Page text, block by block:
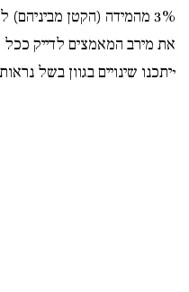
3% מהמידה (הקטן
את מירב המאמצים לדייק ככל
ייתכנו שינויים בגוון בשל